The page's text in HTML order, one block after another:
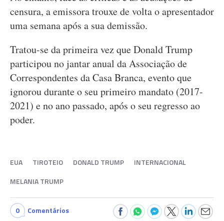
censura, a emissora trouxe de volta o apresentador
uma semana após a sua demissão.
Tratou-se da primeira vez que Donald Trump
participou no jantar anual da Associação de
Correspondentes da Casa Branca, evento que
ignorou durante o seu primeiro mandato (2017-
2021) e no ano passado, após o seu regresso ao
poder.
EUA TIROTEIO DONALD TRUMP
INTERNACIONAL
MELANIA TRUMP
0 Comentários